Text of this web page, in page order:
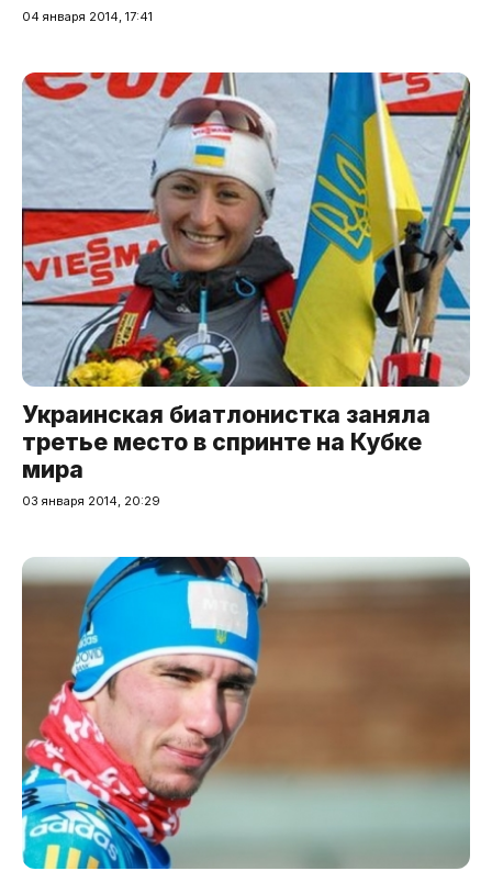
04 января 2014, 17:41
Украинская биатлонистка заняла
третье место в спринте на Кубке
мира
03 января 2014, 20:29